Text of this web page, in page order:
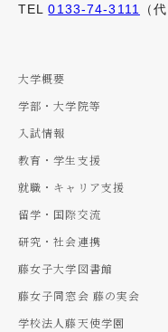
TEL0133-74-3111 （代
大学概要
学部・大学院等
入試情報
教育・学生支援
就職・キャリア支援
留学・国際交流
研究・社会連携
藤女子大学図書館
藤女子同窓会 藤の実会
学校法人藤天使学園